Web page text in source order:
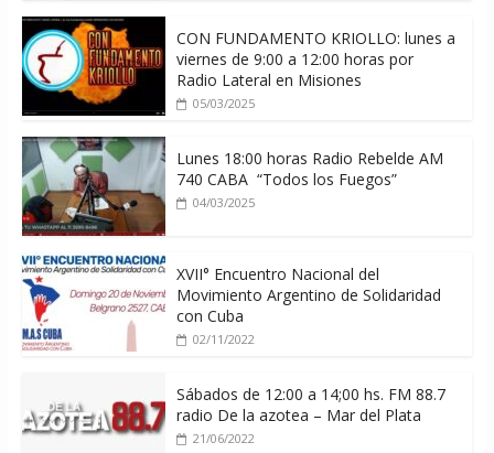
CON FUNDAMENTO KRIOLLO: lunes a
viernes de 9:00 a 12:00 horas por
Radio Lateral en Misiones
05/03/2025
Lunes 18:00 horas Radio Rebelde AM
740 CABA “Todos los Fuegos”
04/03/2025
XVII° Encuentro Nacional del
Movimiento Argentino de Solidaridad
con Cuba
02/11/2022
Sábados de 12:00 a 14;00 hs. FM 88.7
radio De la azotea – Mar del Plata
21/06/2022